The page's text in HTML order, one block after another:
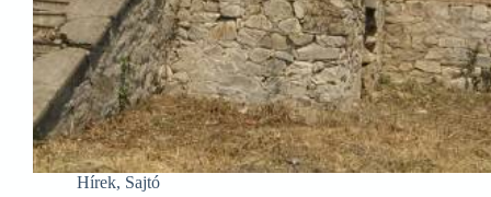
Hírek, Sajtó